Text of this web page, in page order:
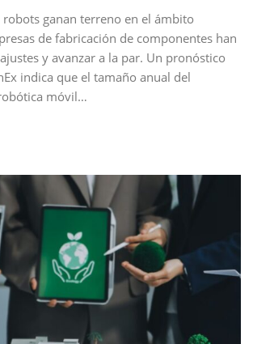
ganan terreno en el ámbito
de fabricación de componentes han
y avanzar a la par. Un pronóstico
indica que el tamaño anual del
móvil…